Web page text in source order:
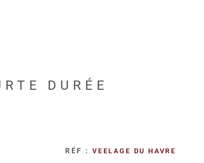
DURÉE
RÉF : VEELAGE DU HAVRE